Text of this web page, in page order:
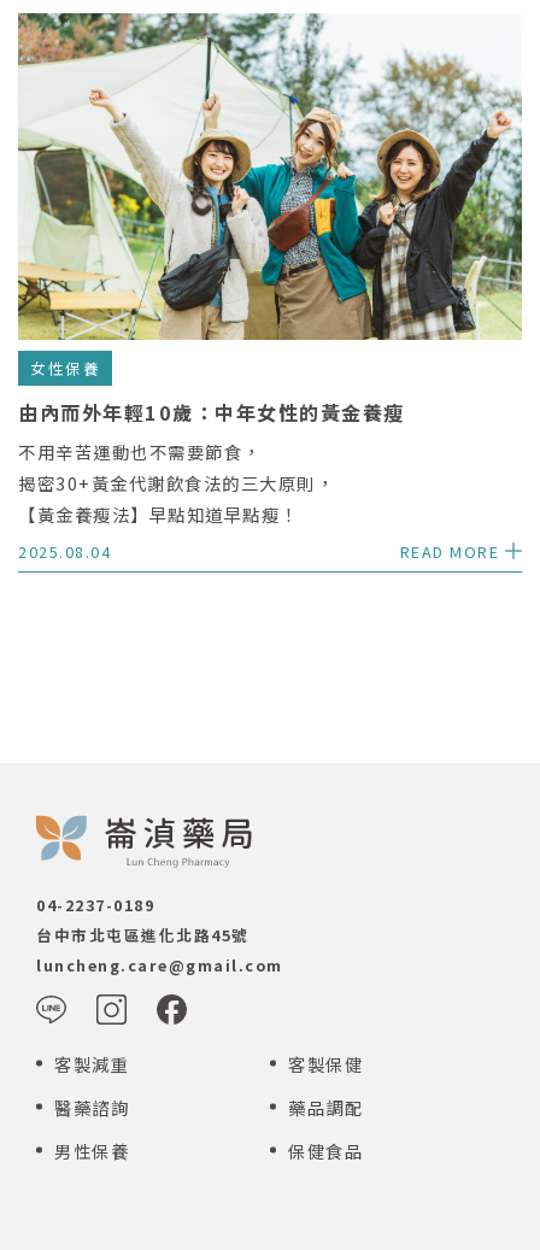
女性保養
由內而外年輕10歲：中年女性的黃金養瘦
不用辛苦運動也不需要節食，
揭密30+黃金代謝飲食法的三大原則，
【黃金養瘦法】早點知道早點瘦！
2025.08.04 READ MORE
04-2237-0189
台中市北屯區進化北路45號
luncheng.care@gmail.com
客製減重
客製保健
醫藥諮詢
藥品調配
男性保養
保健食品